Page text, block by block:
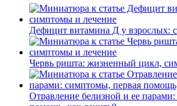
Дефицит витамина Д у взрослых:
Червь ришта: жизненный цикл,
Отравление белизной и ее